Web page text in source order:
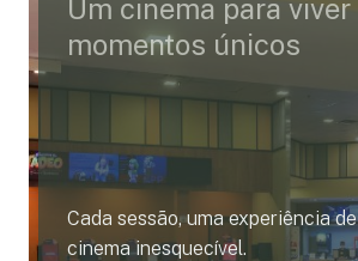
Um cinema para viver
momentos únicos
Cada sessão, uma experiência de
cinema inesquecível.